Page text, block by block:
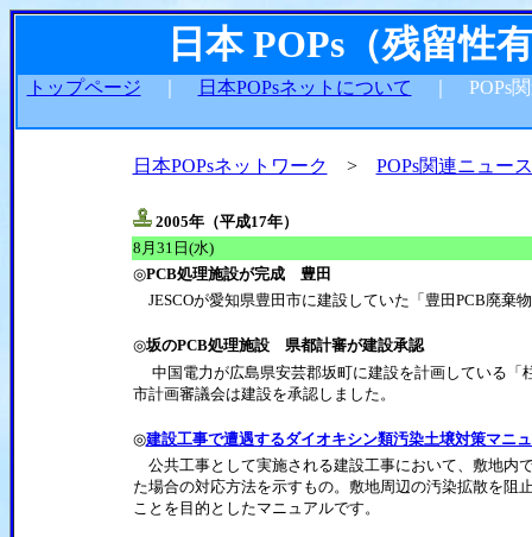
日本 POPs（残留性
トップページ 日本POPsネットについて ｜ POPs
日本POPsネットワーク > POPs関連ニュース
2005年（平成17年）
8月31日(水)
◎PCB処理施設が完成 豊田
JESCOが愛知県豊田市に建設していた「豊田PCB廃棄
◎坂のPCB処理施設 県都計審が建設承認
中国電力が広島県安芸郡坂町に建設を計画している
市計画審議会は建設を承認しました。
◎建設工事で遭遇するダイオキシン類汚染土壌対策マニ
公共工事として実施される建設工事において、敷地内
た場合の対応方法を示すもの。敷地周辺の汚染拡散を阻
ことを目的としたマニュアルです。